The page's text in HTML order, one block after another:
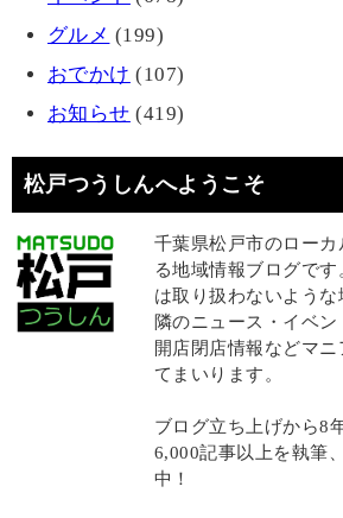
グルメ (199)
おでかけ (107)
お知らせ (419)
松戸つうしんへようこそ
千葉県松戸市のロー
る地域情報ブログで
は取り扱わないよう
隣のニュース・イベ
開店閉店情報などマ
てまいります。
ブログ立ち上げから8
6,000記事以上を執筆
中！